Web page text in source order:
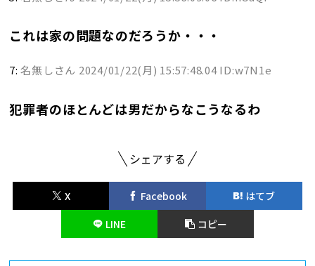
これは家の問題なのだろうか・・・
7:名無しさん 2024/01/22(月) 15:57:48.04 ID:w7N1e
犯罪者のほとんどは男だからなこうなるわ
シェアする
X Facebook
はてブ
LINE
コピー